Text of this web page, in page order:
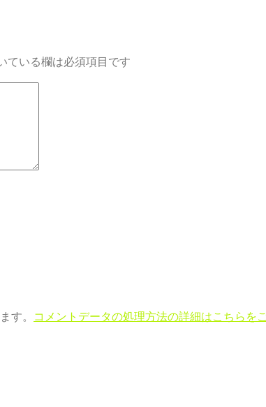
ている欄は必須項目です
す。 コメントデータの処理方法の詳細はこちらを